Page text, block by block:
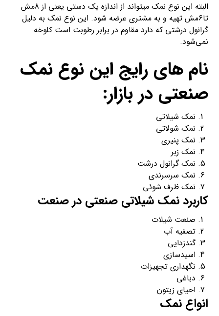
البته این نوع نمک میتواند از اندازه یک دستی یعنی از 8مش
تا6مش تهیه و به مشتری عرضه شود. این نوع نمک به دلیل
گرانول درشتی که دارد مقاوم در برابر رطوبت است کلوخه
نمی‌شود.
نام های رایج این نوع نمک
صنعتی در بازار:
نمک شیلاتی
نمک شولاتی
نمک پنیری
نمک زبر
نمک گرانول درشت
نمک سرسرندی
نمک ظرف شوئی
کاربرد نمک شیلاتی صنعتی در صنعت
صنعت شیلات
تصفیه آب
گندزدایی
اسیدسازی
نگهداری تجهیزات
دباغی
احیای زیتون
انواع نمک